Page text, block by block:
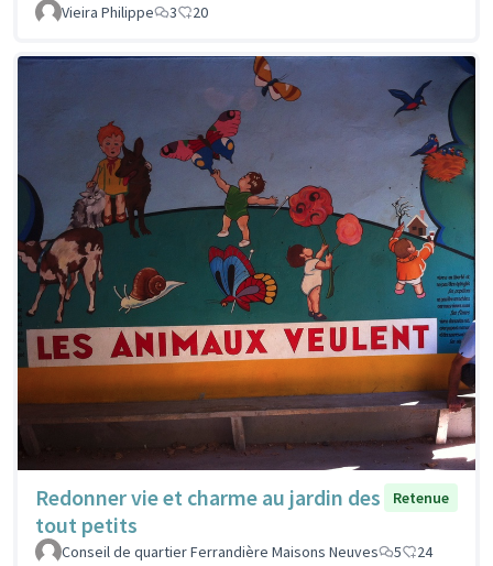
Vieira Philippe
3 20
Redonner vie et charme au jardin des
tout petits
Retenue
Conseil de quartier Ferrandière Maisons Neuves 5 24